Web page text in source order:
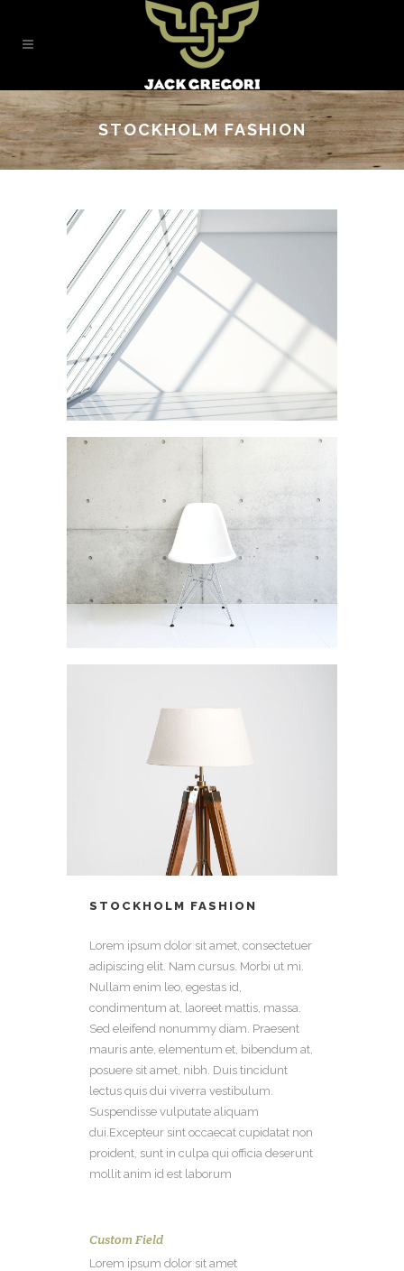
STOCKHOLM FASHION
STOCKHOLM FASHION
Lorem ipsum dolor sit amet, consectetuer
adipiscing elit. Nam cursus. Morbi ut mi.
Nullam enim leo, egestas id,
condimentum at, laoreet mattis, massa.
Sed eleifend nonummy diam. Praesent
mauris ante, elementum et, bibendum at,
posuere sit amet, nibh. Duis tincidunt
lectus quis dui viverra vestibulum.
Suspendisse vulputate aliquam
dui.Excepteur sint occaecat cupidatat non
proident, sunt in culpa qui officia deserunt
mollit anim id est laborum
Custom Field
Lorem ipsum dolor sit amet